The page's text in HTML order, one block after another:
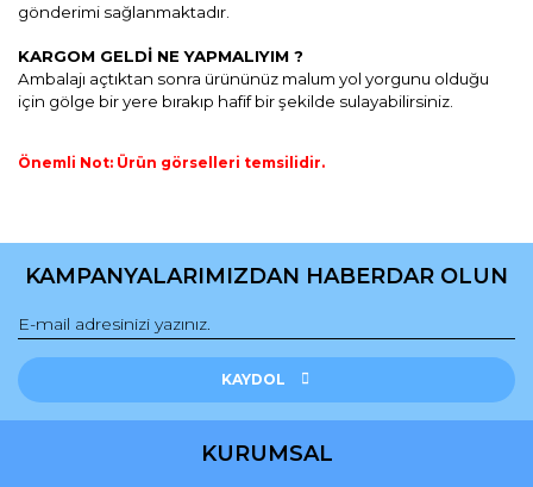
gönderimi sağlanmaktadır.
KARGOM GELDİ NE YAPMALIYIM ?
Ambalajı açtıktan sonra ürününüz malum yol yorgunu olduğu
için gölge bir yere bırakıp hafif bir şekilde sulayabilirsiniz.
Önemli Not: Ürün görselleri temsilidir.
konularda yetersiz gördüğünüz noktaları öneri formunu
Görüş ve önerileriniz için teşekkür ederiz.
Ürün resmi kalitesiz, bozuk veya görüntülenemiyor.
Ürün açıklamasında eksik bilgiler bulunuyor.
Ürün fiyatı diğer sitelerden daha pahalı.
KAMPANYALARIMIZDAN HABERDAR OLUN
KAYDOL
KURUMSAL